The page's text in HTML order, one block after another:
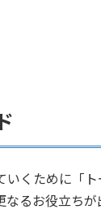
くために「
るお役立ちが